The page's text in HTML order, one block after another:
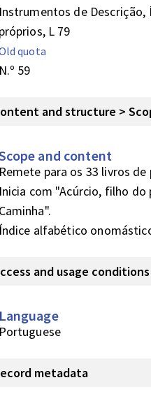
Instrumentos de Descrição,
próprios, L 79
quota
N.º 59
and structure >
and content
Remete para os 33 livros
Inicia com "Acúrcio, filho
Caminha".
Índice alfabético
and usage conditions
Language
Portuguese
metadata